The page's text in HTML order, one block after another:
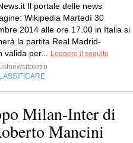
Il portale delle news
Wikipedia Martedì 30
2014 alle ore 17.00 in Italia si
la partita Real Madrid-
valida per...
Leggere il seguito
Milan-Inter di
Mancini